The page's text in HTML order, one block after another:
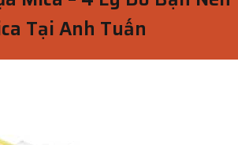
Tại Anh Tuấn